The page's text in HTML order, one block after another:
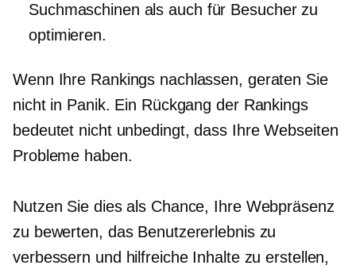
Suchmaschinen als auch für Besucher zu
optimieren.
Wenn Ihre Rankings nachlassen, geraten Sie
nicht in Panik. Ein Rückgang der Rankings
bedeutet nicht unbedingt, dass Ihre Webseiten
Probleme haben.
Nutzen Sie dies als Chance, Ihre Webpräsenz
zu bewerten, das Benutzererlebnis zu
verbessern und hilfreiche Inhalte zu erstellen,